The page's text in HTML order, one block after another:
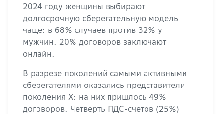
2024 году женщины выбирают
долгосрочную сберегательную модель
чаще: в 68% случаев против 32% у
мужчин. 20% договоров заключают
онлайн.
В разрезе поколений самыми активными
сберегателями оказались представители
поколения X: на них пришлось 49%
договоров. Четверть ПДС-счетов (25%)